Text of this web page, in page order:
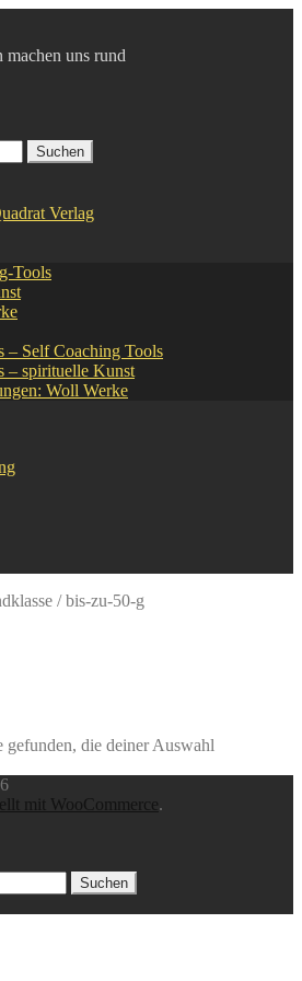
uns rund
Suchen
Verlag
Tools
– Self Coaching Tools
– spirituelle Kunst
Woll Werke
/bis-zu-50-g
gefunden, die deiner Auswahl
mit WooCommerce.
Suchen